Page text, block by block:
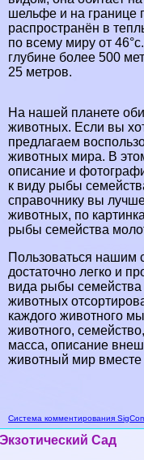
шельфе и на границе
распространён в
по всему миру от
глубине более 500
25 метров.
На нашей планете
животных. Если вы
предлагаем
животных мира. В
описание и
к виду рыбы
справочнику вы
животных, по
рыбы семейства
Пользоваться нашим
достаточно легко и
вида рыбы
животных
каждого животного
животного,
масса, описание
животный мир вместе
Система комментирования
Экзотический Сад